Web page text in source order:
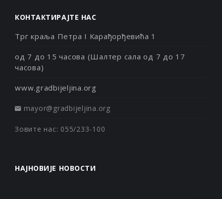
КОНТАКТИРАЈТЕ НАС
Трг краља Петра I Карађорђевића 1
од 7 до 15 часова (Шалтер сала од 7 до 17
часова)
www.gradbijeljina.org
mayor@gradbijeljina.org
Зовите нас: 055/233-100
НАЈНОВИЈЕ НОВОСТИ